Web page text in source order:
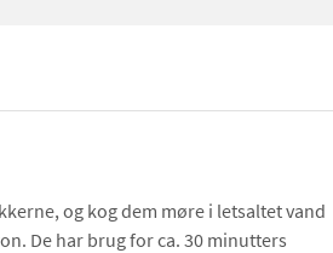
og kog dem møre i letsaltet vand
De har brug for ca. 30 minutters